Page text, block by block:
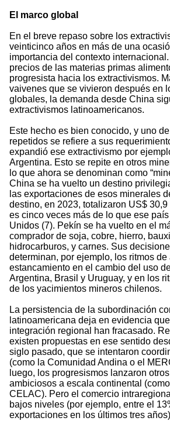
El marco global
En el breve repaso sobre los
veinticinco años en más de una
importancia del contexto
precios de las materias primas
progresista hacia los extractivismos.
vaivenes que se vivieron después en
globales, la demanda desde China
extractivismos latinoamericanos.
Este hecho es bien conocido, y uno
repetidos se refiere a sus
expandió ese extractivismo por
Argentina. Esto se repite en otros
lo que ahora se denominan como
China se ha vuelto un destino
las exportaciones de esos minerales
destino, en 2023, totalizaron US$
es cinco veces más de lo que ese
Unidos (7). Pekín se ha vuelto en el
comprador de soja, cobre, hierro,
hidrocarburos, y carnes. Sus
determinan, por ejemplo, los ritmos de
estancamiento en el cambio del uso
Argentina, Brasil y Uruguay, y en los
de los yacimientos mineros chilenos.
La persistencia de la subordinación
latinoamericana deja en evidencia
integración regional han fracasado.
existen propuestas en ese sentido
siglo pasado, que se intentaron
(como la Comunidad Andina o el
luego, los progresismos lanzaron
ambiciosos a escala continental
CELAC). Pero el comercio
bajos niveles (por ejemplo, entre el
exportaciones en los últimos tres